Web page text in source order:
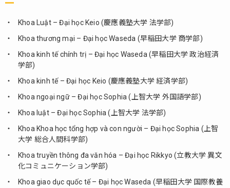
Khoa Luật – Đại học Keio (慶應義塾大学 法学部)
Khoa thương mại – Đại học Waseda (早稲田大学 商学部)
Khoa kinh tế chính trị – Đại học Waseda (早稲田大学 政治経済
学部)
Khoa kinh tế – Đại học Keio (慶應義塾大学 経済学部)
Khoa ngoại ngữ – Đại học Sophia (上智大学 外国語学部)
Khoa luật – Đại học Sophia (上智大学 法学部)
Khoa Khoa học tổng hợp và con người – Đại học Sophia (上智
大学 総合人間科学部)
Khoa truyền thông đa văn hóa – Đại học Rikkyo (立教大学 異文
化コミュニケーション学部)
Khoa giao dục quốc tế – Đại học Waseda (早稲田大学 国際教養